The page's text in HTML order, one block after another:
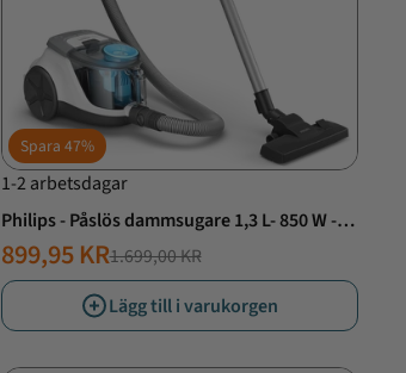
Spara 47%
1-2 arbetsdagar
Philips - Påslös dammsugare 1,3 L- 850 W -
XB2122/09
NORMALT
PRIS
1.699,00 KR
ERBJUDANDE
PRIS
899,95 KR
Lägg till i varukorgen